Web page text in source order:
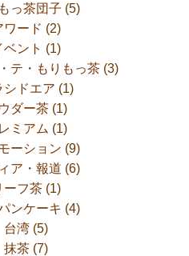
っ茶団子 (5)
ワード (2)
ベント (1)
テ・もりもっ茶(3)
シドエア (1)
ダー茶(1)
ミアム (1)
ーション (9)
ア・報道 (6)
ーフ茶(1)
ンケーキ (4)
台湾(5)
抹茶(7)